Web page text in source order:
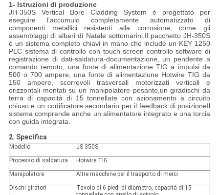
1- Istruzioni di produzione
JH-350S Vertical Bore Cladding System è progettato per
eseguire l'accumulo completamente automatizzato di
componenti metallici resistenti alla corrosione, come gli
assemblaggi di alberi di Natale sottomarini.Il pacchetto JH-350S
è un sistema completo chiavi in mano che include un KEY 1250
PLC sistema di controllo con touch-screen controllo software di
registrazione di dati-saldatura-documentazione, un pendente a
comando remoto, una fonte di alimentazione TIG a impulsi da
500 o 700 ampere, una fonte di alimentazione Hotwire TIG da
150 ampere, scorrevoli trasversali motorizzati verticali e
orizzontali montati su un manipolatore pesante,un giradischi da
terra di capacità di 15 tonnellate con azionamento a circuito
chiuso e un codificatore secondario per il feedback di posizioneIl
sistema comprende anche un alimentatore integrato e una torcia
con guida integrata.
2. Specifica
Modello
JS-350S
Processo di saldatura
Hotwire TIG
Manipolatore
Altre macchine per il trasporto di merci
Dischi giratori
Tavolo di 6 piedi di diametro, capacità di 15